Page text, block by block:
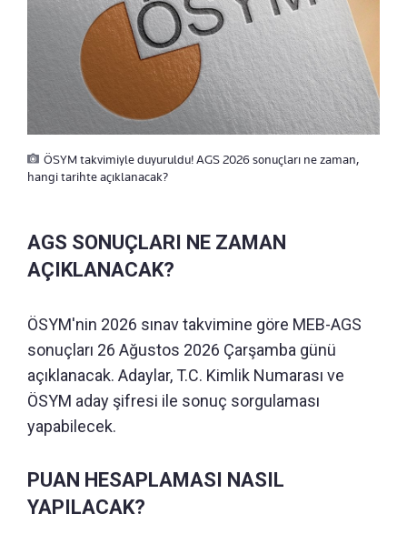
ÖSYM takvimiyle duyuruldu! AGS 2026 sonuçları ne zaman,
hangi tarihte açıklanacak?
AGS SONUÇLARI NE ZAMAN
AÇIKLANACAK?
ÖSYM'nin 2026 sınav takvimine göre MEB-AGS
sonuçları 26 Ağustos 2026 Çarşamba günü
açıklanacak. Adaylar, T.C. Kimlik Numarası ve
ÖSYM aday şifresi ile sonuç sorgulaması
yapabilecek.
PUAN HESAPLAMASI NASIL
YAPILACAK?